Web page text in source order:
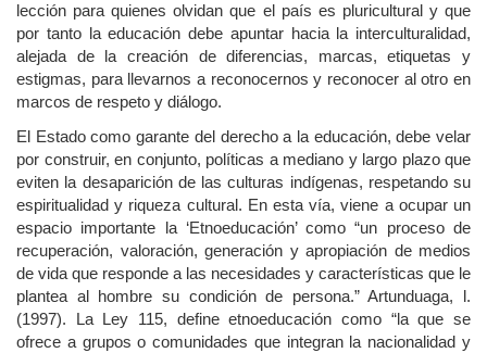
lección para quienes olvidan que el país es pluricultural y que
por tanto la educación debe apuntar hacia la interculturalidad,
alejada de la creación de diferencias, marcas, etiquetas y
estigmas, para llevarnos a reconocernos y reconocer al otro en
marcos de respeto y diálogo.
El Estado como garante del derecho a la educación, debe velar
por construir, en conjunto, políticas a mediano y largo plazo que
eviten la desaparición de las culturas indígenas, respetando su
espiritualidad y riqueza cultural. En esta vía, viene a ocupar un
espacio importante la ‘Etnoeducación’ como “un proceso de
recuperación, valoración, generación y apropiación de medios
de vida que responde a las necesidades y características que le
plantea al hombre su condición de persona.” Artunduaga, l.
(1997). La Ley 115, define etnoeducación como “la que se
ofrece a grupos o comunidades que integran la nacionalidad y